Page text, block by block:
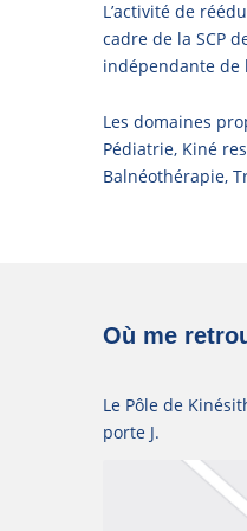
L’activité de
cadre de la SCP
indépendante de
Les domaines
Pédiatrie, Kiné
Balnéothérapie,
Où me
Le Pôle de
porte J.